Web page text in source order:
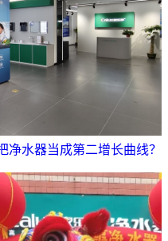
水器当成第二增长曲线？